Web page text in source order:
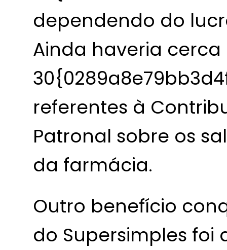
dependendo do
Ainda haveria cerca
referentes à
Patronal sobre os
da farmácia.
Outro benefício
do Supersimples foi